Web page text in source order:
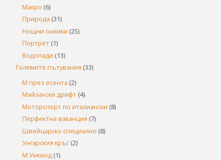
Макро (6)
Природа (31)
Нощни снимки (25)
Портрет (1)
Водопади (13)
Големите пътувания (33)
М през есента (2)
Майзахски дрифт (4)
Моторспорт по италиански (8)
Перфектна ваканция (7)
Швейцарско специално (8)
Унгарския кръг (2)
М Уикенд (1)